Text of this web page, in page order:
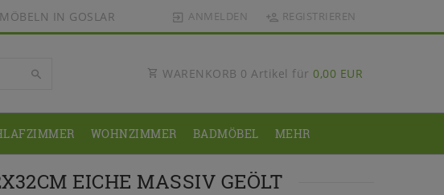
IN GOSLAR ANMELDEN REGISTRIEREN
WARENKORB 0 Artikel für 0,00 EUR
WOHNZIMMER BADMÖBEL MEHR
EICHE MASSIV GEÖLT